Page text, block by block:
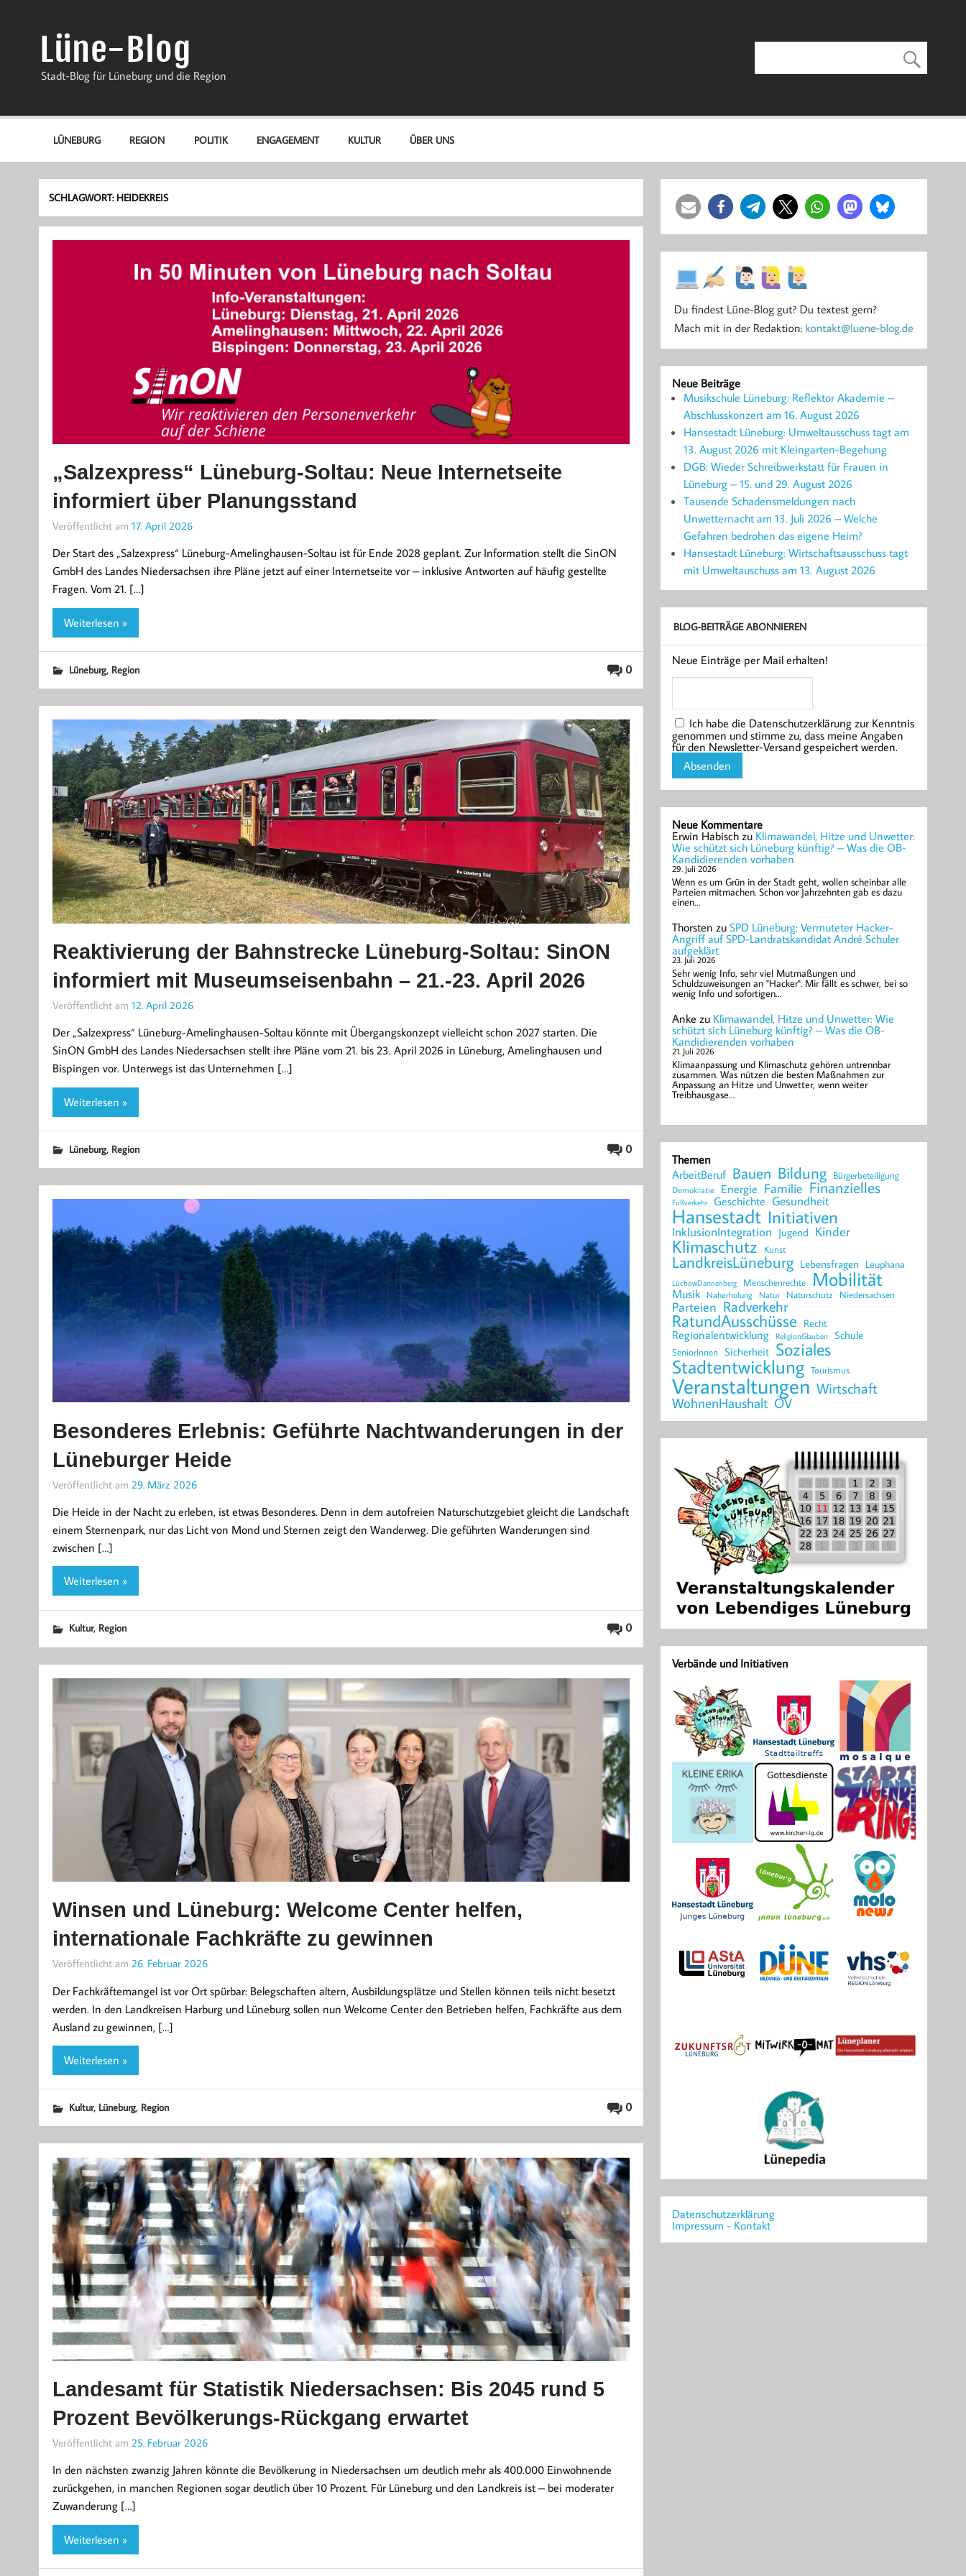
Lüne-Blog
Stadt-Blog für Lüneburg und die Region
LÜNEBURG REGION POLITIK ENGAGEMENT KULTUR ÜBER UNS
SCHLAGWORT: HEIDEKREIS
„Salzexpress“ Lüneburg-Soltau: Neue Internetseite
informiert über Planungsstand
Veröffentlicht am 17. April 2026
Der Start des „Salzexpress“ Lüneburg-Amelinghausen-Soltau ist für Ende 2028 geplant. Zur Information stellt die SinON
GmbH des Landes Niedersachsen ihre Pläne jetzt auf einer Internetseite vor – inklusive Antworten auf häufig gestellte
Fragen. Vom 21. […]
Weiterlesen »
0
Lüneburg, Region
Reaktivierung der Bahnstrecke Lüneburg-Soltau: SinON
informiert mit Museumseisenbahn – 21.-23. April 2026
Veröffentlicht am 12. April 2026
Der „Salzexpress“ Lüneburg-Amelinghausen-Soltau könnte mit Übergangskonzept vielleicht schon 2027 starten. Die
SinON GmbH des Landes Niedersachsen stellt ihre Pläne vom 21. bis 23. April 2026 in Lüneburg, Amelinghausen und
Bispingen vor. Unterwegs ist das Unternehmen […]
Weiterlesen »
0
Lüneburg, Region
Besonderes Erlebnis: Geführte Nachtwanderungen in der
Lüneburger Heide
Veröffentlicht am 29. März 2026
Die Heide in der Nacht zu erleben, ist etwas Besonderes. Denn in dem autofreien Naturschutzgebiet gleicht die Landschaft
einem Sternenpark, nur das Licht von Mond und Sternen zeigt den Wanderweg. Die geführten Wanderungen sind
zwischen […]
Weiterlesen »
0
Kultur, Region
Winsen und Lüneburg: Welcome Center helfen,
internationale Fachkräfte zu gewinnen
Veröffentlicht am 26. Februar 2026
Der Fachkräftemangel ist vor Ort spürbar: Belegschaften altern, Ausbildungsplätze und Stellen können teils nicht besetzt
werden. In den Landkreisen Harburg und Lüneburg sollen nun Welcome Center den Betrieben helfen, Fachkräfte aus dem
Ausland zu gewinnen, […]
Weiterlesen »
0
Kultur, Lüneburg, Region
Landesamt für Statistik Niedersachsen: Bis 2045 rund 5
Prozent Bevölkerungs-Rückgang erwartet
Veröffentlicht am 25. Februar 2026
In den nächsten zwanzig Jahren könnte die Bevölkerung in Niedersachsen um deutlich mehr als 400.000 Einwohnende
zurückgehen, in manchen Regionen sogar deutlich über 10 Prozent. Für Lüneburg und den Landkreis ist – bei moderater
Zuwanderung […]
Weiterlesen »
Neue Beiträge
Musikschule Lüneburg: Reflektor Akademie –
Abschlusskonzert am 16. August 2026
Hansestadt Lüneburg: Umweltausschuss tagt am
13. August 2026 mit Kleingarten-Begehung
DGB: Wieder Schreibwerkstatt für Frauen in
Lüneburg – 15. und 29. August 2026
Tausende Schadensmeldungen nach
Unwetternacht am 13. Juli 2026 – Welche
Gefahren bedrohen das eigene Heim?
Hansestadt Lüneburg: Wirtschaftsausschuss tagt
mit Umweltauschuss am 13. August 2026
BLOG-BEITRÄGE ABONNIEREN
Neue Einträge per Mail erhalten!
Ich habe die Datenschutzerklärung zur Kenntnis
genommen und stimme zu, dass meine Angaben
für den Newsletter-Versand gespeichert werden.
Neue Kommentare
Erwin Habisch zu Klimawandel, Hitze und Unwetter:
Wie schützt sich Lüneburg künftig? – Was die OB-
Kandidierenden vorhaben
29. Juli 2026
Wenn es um Grün in der Stadt geht, wollen scheinbar alle
Parteien mitmachen. Schon vor Jahrzehnten gab es dazu
einen…
Thorsten zuSPD Lüneburg: Vermuteter Hacker-
Angriff auf SPD-Landratskandidat André Schuler
aufgeklärt
23. Juli 2026
Sehr wenig Info, sehr viel Mutmaßungen und
Schuldzuweisungen an "Hacker". Mir fällt es schwer, bei so
wenig Info und sofortigen…
Anke zu Klimawandel, Hitze und Unwetter: Wie
schützt sich Lüneburg künftig? – Was die OB-
Kandidierenden vorhaben
21. Juli 2026
Klimaanpassung und Klimaschutz gehören untrennbar
zusammen. Was nützen die besten Maßnahmen zur
Anpassung an Hitze und Unwetter, wenn weiter
Treibhausgase…
Themen
ArbeitBeruf Bauen Bildung Bürgerbeteiligung
Demokratie Energie Familie Finanzielles
Fußverkehr Geschichte Gesundheit
Hansestadt Initiativen
InklusionIntegration Jugend Kinder
Klimaschutz Kunst
LandkreisLüneburg Lebensfragen Leuphana
LüchowDannenberg Menschenrechte Mobilität
Musik Naherholung Natur Naturschutz Niedersachsen
Parteien Radverkehr
RatundAusschüsse Recht
Regionalentwicklung ReligionGlauben Schule
SeniorInnen Sicherheit Soziales
Stadtentwicklung Tourismus
Veranstaltungen Wirtschaft
WohnenHaushalt ÖV
Verbände und Initiativen
Datenschutzerklärung
Impressum - Kontakt